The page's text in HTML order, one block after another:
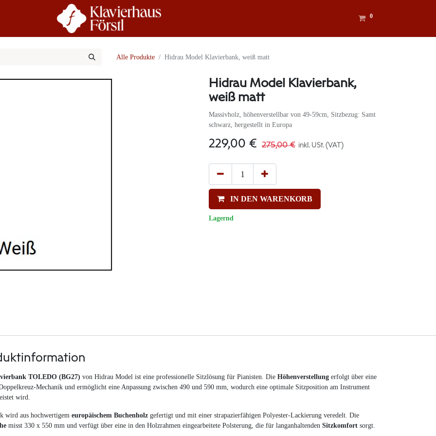
0
Alle Produkte Hidrau Model Klavierbank, weiß matt
Hidrau Model Klavierbank,
weiß matt
Massivholz, höhenverstellbar von 49-59cm, Sitzbezug: Samt
schwarz, hergestellt in Europa
229,00 € 275,00€ inkl. USt. (VAT)
IN DEN WARENKORB
Lagernd
TOLEDO (BG27) von Hidrau Model ist eine professionelle Sitzlösung für Pianisten. Die Höhenverstellung erfolgt über eine
Mechanik und ermöglicht eine Anpassung zwischen 490 und 590 mm, wodurch eine optimale Sitzposition am Instrument
wird.
wird aus hochwertigem europäischem Buchenholz gefertigt und mit einer strapazierfähigen Polyester-Lackierung veredelt. Die
misst 330 x 550 mm und verfügt über eine in den Holzrahmen eingearbeitete Polsterung, die für langanhaltenden Sitzkomfort sorgt.